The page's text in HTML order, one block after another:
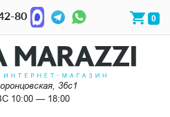
80 0
36с1
10:00 — 18:00